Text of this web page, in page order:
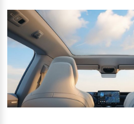
Gebrauchtwagen
Aktuelle Zubehörangebote
Zubehörkatalog
Aktuelle Serviceangebote
Unsere News & Events